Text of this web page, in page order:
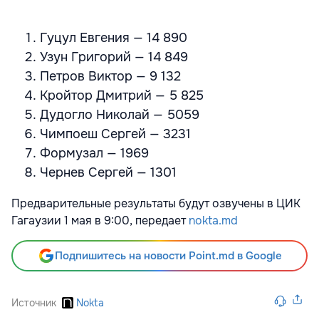
Гуцул Евгения — 14 890
Узун Григорий — 14 849
Петров Виктор — 9 132
Кройтор Дмитрий — 5 825
Дудогло Николай — 5059
Чимпоеш Сергей — 3231
Формузал — 1969
Чернев Сергей — 1301
Предварительные результаты будут озвучены в ЦИК
Гагаузии 1 мая в 9:00, передаетnokta.md
Подпишитесь на новости Point.md в Google
Источник Nokta